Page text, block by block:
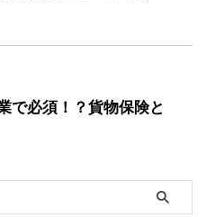
で必須！？貨物保険と